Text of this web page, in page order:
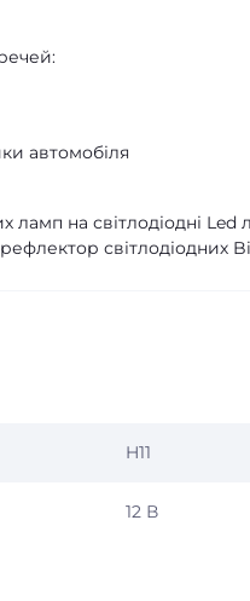
автомобіля
ламп на світлодіодні
світлодіодних
H11
12 В